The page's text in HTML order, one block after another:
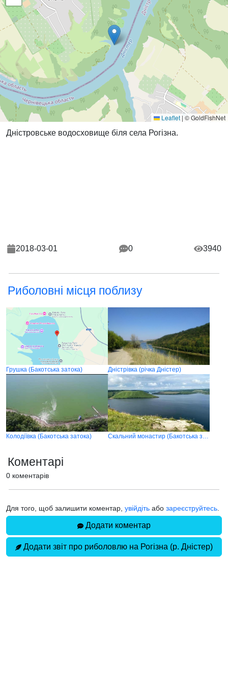
Leaflet | © GoldFishNet
Дністровське водосховище біля села Рогізна.
2018-03-01 0 3940
Риболовні місця поблизу
Грушка (Бакотська затока) Дністрівка (річка Дністер)
Колодіївка (Бакотська затока) Скальний монастир (Бакотська затока)
Коментарі
0 коментарів
Для того, щоб залишити коментар, увійдіть або зареєструйтесь
Додати коментар
Додати звіт про риболовлю на Рогізна (р. Дністер)